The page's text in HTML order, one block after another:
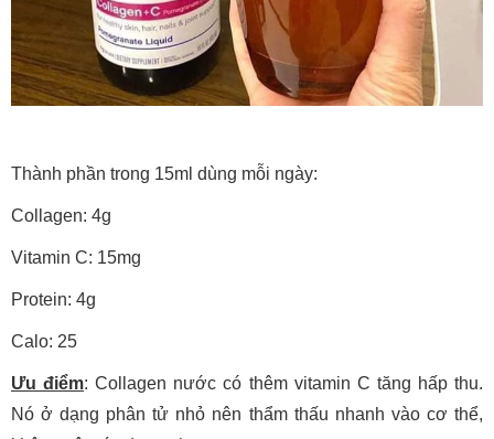
Thành phần trong 15ml dùng mỗi ngày:
Collagen: 4g
Vitamin C: 15mg
Protein: 4g
Calo: 25
Ưu điểm: Collagen nước có thêm vitamin C tăng hấp thu.
Nó ở dạng phân tử nhỏ nên thẩm thấu nhanh vào cơ thể,